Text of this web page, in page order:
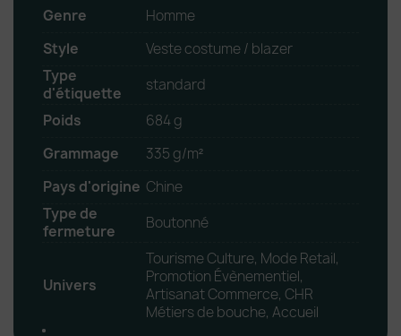
Genre
Homme
Style
Veste costume / blazer
Type
d'étiquette
standard
Poids
684 g
Grammage
335 g/m²
Pays d'origine Chine
Type de
fermeture
Boutonné
Univers
Tourisme Culture, Mode Retail,
Promotion Évènementiel,
Artisanat Commerce, CHR
Métiers de bouche, Accueil